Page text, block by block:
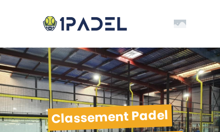
Classement Padel